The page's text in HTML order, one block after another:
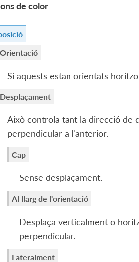
de color
Orientació
Si aquests estan orientats
Desplaçament
Això controla tant la direcció de
perpendicular a l'anterior.
Cap
Sense desplaçament.
Al llarg de l'orientació
Desplaça verticalment o
perpendicular.
Lateralment